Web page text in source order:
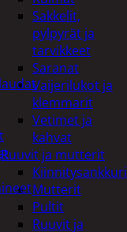
Sakkelit,
pylpyrät ja
tarvikkeet
Saranat
Vaijerilukot ja
klemmarit
Vetimet ja
kahvat
Ruuvit ja mutterit
Mutterit
Pultit
Ruuvit ja